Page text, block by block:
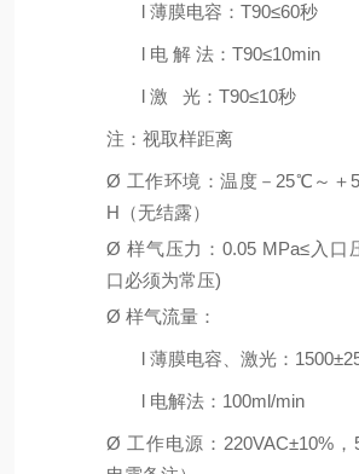
l 薄膜电容：T90≤60秒
l 电 解 法：T90≤10min
l 激 光：T90≤10秒
注：视取样距离
Ø 工作环境：温度－25℃～＋
H（无结露）
Ø 样气压力：0.05 MPa≤入口
口必须为常压)
Ø 样气流量：
l 薄膜电容、激光：
l 电解法：100ml/min
Ø 工作电源：220VAC±10%